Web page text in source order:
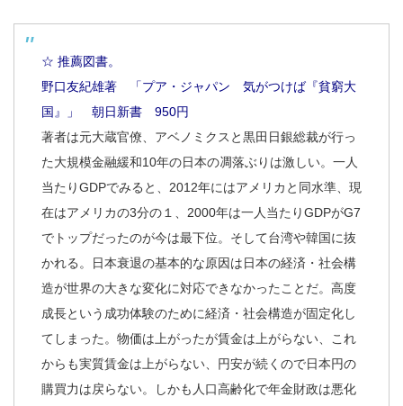
☆ 推薦図書。
野口友紀雄著 「プア・ジャパン 気がつけば『貧窮大
国』」 朝日新書 950円
著者は元大蔵官僚、アベノミクスと黒田日銀総裁が行っ
た大規模金融緩和10年の日本の凋落ぶりは激しい。一人
当たりGDPでみると、2012年にはアメリカと同水準、現
在はアメリカの3分の１、2000年は一人当たりGDPがG7
でトップだったのが今は最下位。そして台湾や韓国に抜
かれる。日本衰退の基本的な原因は日本の経済・社会構
造が世界の大きな変化に対応できなかったことだ。高度
成長という成功体験のために経済・社会構造が固定化し
てしまった。物価は上がったが賃金は上がらない、これ
からも実質賃金は上がらない、円安が続くので日本円の
購買力は戻らない。しかも人口高齢化で年金財政は悪化